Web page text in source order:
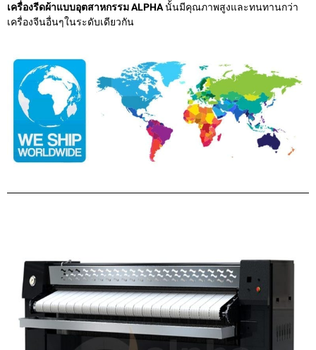
เครื่องรีดผ้าแบบอุตสาหกรรม ALPHAนั้นมีคุณภาพสูงและทนทานกว่า
เครื่องจีนอื่นๆในระดับเดียวกัน